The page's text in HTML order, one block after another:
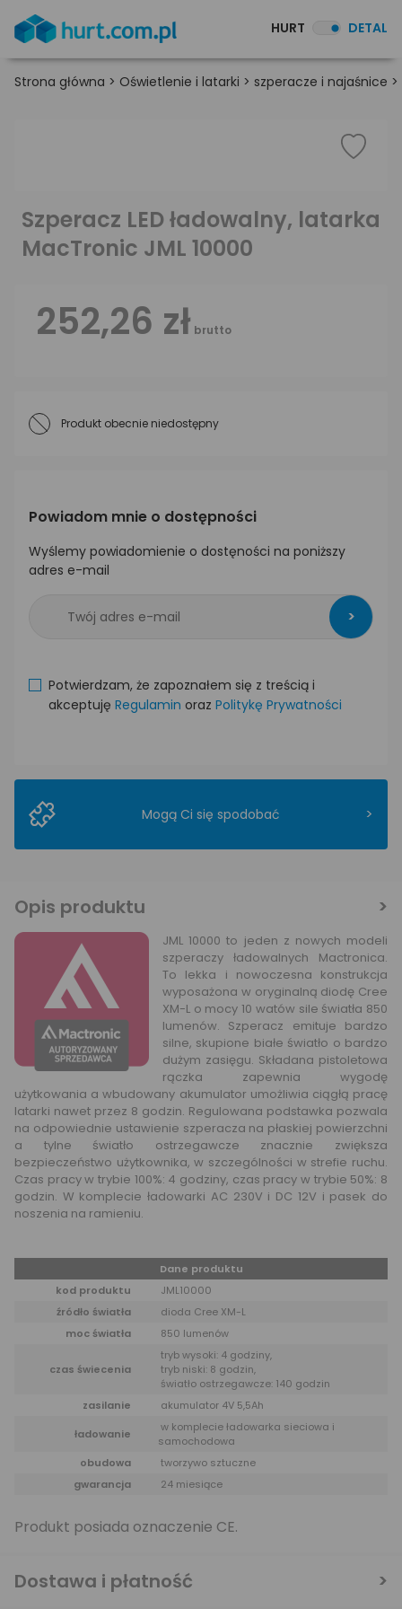
HURT DETAL
Strona główna > Oświetlenie i latarki > szperacze i najaśnice >
Szperacz LED ładowalny, latarka
MacTronic JML 10000
252,26 zł brutto
Produkt obecnie niedostępny
Powiadom mnie o dostępności
Wyślemy powiadomienie o dostęności na poniższy
adres e-mail
>
Potwierdzam, że zapoznałem się z treścią i
akceptuję Regulamin oraz Politykę Prywatności
Mogą Ci się spodobać >
Opis produktu
JML 10000 to jeden z nowych modeli
szperaczy ładowalnych Mactronica.
To lekka i nowoczesna konstrukcja
wyposażona w oryginalną diodę Cree
XM-L o mocy 10 watów sile światła 850
lumenów. Szperacz emituje bardzo
silne, skupione białe światło o bardzo
dużym zasięgu. Składana pistoletowa
rączka zapewnia wygodę
użytkowania a wbudowany akumulator umożliwia ciągłą pracę
latarki nawet przez 8 godzin. Regulowana podstawka pozwala
na odpowiednie ustawienie szperacza na płaskiej powierzchni
a tylne światło ostrzegawcze znacznie zwiększa
bezpieczeństwo użytkownika, w szczególności w strefie ruchu.
Czas pracy w trybie 100%: 4 godziny, czas pracy w trybie 50%: 8
godzin. W komplecie ładowarki AC 230V i DC 12V i pasek do
noszenia na ramieniu.
Dane produktu
kod produktu
JML10000
źródło światła
dioda Cree XM-L
moc światła
850 lumenów
czas świecenia
tryb wysoki: 4 godziny,
tryb niski: 8 godzin,
światło ostrzegawcze: 140 godzin
zasilanie
akumulator 4V 5,5Ah
ładowanie
w komplecie ładowarka sieciowa i
samochodowa
obudowa
tworzywo sztuczne
gwarancja
24 miesiące
Produkt posiada oznaczenie CE.
Dostawa i płatność